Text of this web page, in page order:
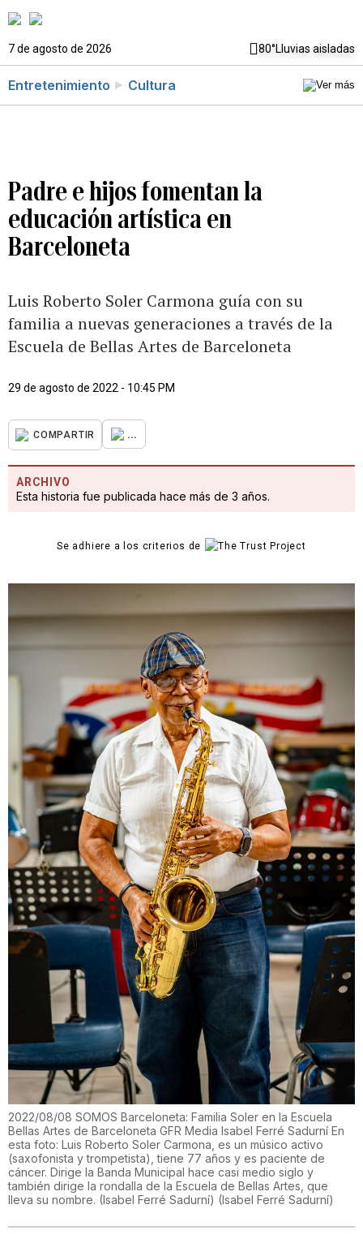
7 de agosto de 2026 80°Lluvias aisladas
Entretenimiento Cultura
Padre e hijos fomentan la
educación artística en
Barceloneta
Luis Roberto Soler Carmona guía con su
familia a nuevas generaciones a través de la
Escuela de Bellas Artes de Barceloneta
29 de agosto de 2022 - 10:45 PM
COMPARTIR ...
ARCHIVO
Esta historia fue publicada hace más de 3 años.
Se adhiere a los criterios de
2022/08/08 SOMOS Barceloneta: Familia Soler en la Escuela
Bellas Artes de Barceloneta GFR Media Isabel Ferré Sadurní En
esta foto: Luis Roberto Soler Carmona, es un músico activo
(saxofonista y trompetista), tiene 77 años y es paciente de
cáncer. Dirige la Banda Municipal hace casi medio siglo y
también dirige la rondalla de la Escuela de Bellas Artes, que
lleva su nombre. (Isabel Ferré Sadurní) (Isabel Ferré Sadurní)